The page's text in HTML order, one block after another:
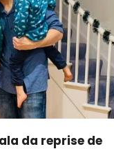
da reprise de